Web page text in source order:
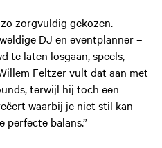
zorgvuldig gekozen.
DJ en eventplanner –
te laten losgaan, speels,
Feltzer vult dat aan met
terwijl hij toch een
waarbij je niet stil kan
perfecte balans.”